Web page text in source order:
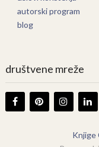
autorski program
blog
društvene mreže
Knjige